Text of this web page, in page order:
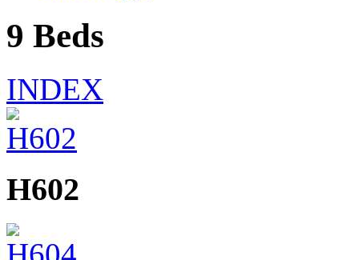
9 Beds
INDEX
H602